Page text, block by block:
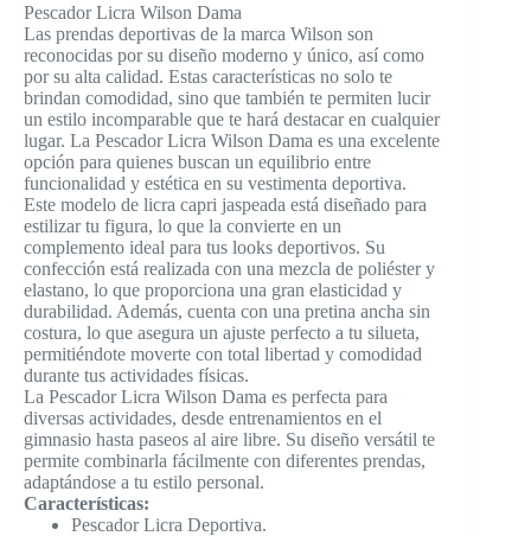
Pescador Licra Wilson Dama
Las prendas deportivas de la marca Wilson son
reconocidas por su diseño moderno y único, así como
por su alta calidad. Estas características no solo te
brindan comodidad, sino que también te permiten lucir
un estilo incomparable que te hará destacar en cualquier
lugar. La Pescador Licra Wilson Dama es una excelente
opción para quienes buscan un equilibrio entre
funcionalidad y estética en su vestimenta deportiva.
Este modelo de licra capri jaspeada está diseñado para
estilizar tu figura, lo que la convierte en un
complemento ideal para tus looks deportivos. Su
confección está realizada con una mezcla de poliéster y
elastano, lo que proporciona una gran elasticidad y
durabilidad. Además, cuenta con una pretina ancha sin
costura, lo que asegura un ajuste perfecto a tu silueta,
permitiéndote moverte con total libertad y comodidad
durante tus actividades físicas.
La Pescador Licra Wilson Dama es perfecta para
diversas actividades, desde entrenamientos en el
gimnasio hasta paseos al aire libre. Su diseño versátil te
permite combinarla fácilmente con diferentes prendas,
adaptándose a tu estilo personal.
Características:
Pescador Licra Deportiva.